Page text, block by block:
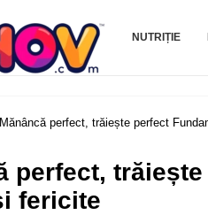
NUTRIȚIE
perfect, trăiește perfect
perfect,
fericite